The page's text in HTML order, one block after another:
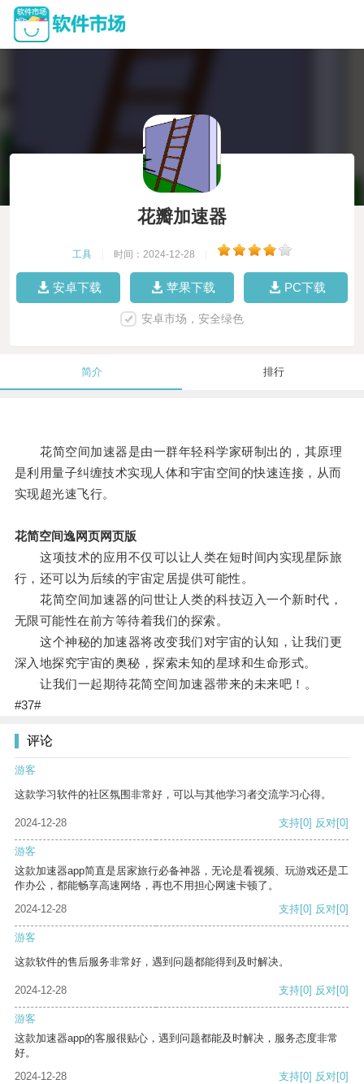
花瓣加速器
工具 时间：2024-12-28
安卓下载 苹果下载 PC下载
安卓市场，安全绿色
简介 排行
花简空间加速器是由一群年轻科学家研制出的，其原理
是利用量子纠缠技术实现人体和宇宙空间的快速连接，从而
实现超光速飞行。
花简空间逸网页网页版
这项技术的应用不仅可以让人类在短时间内实现星际旅
行，还可以为后续的宇宙定居提供可能性。
花简空间加速器的问世让人类的科技迈入一个新时代，
无限可能性在前方等待着我们的探索。
这个神秘的加速器将改变我们对宇宙的认知，让我们更
深入地探究宇宙的奥秘，探索未知的星球和生命形式。
让我们一起期待花简空间加速器带来的未来吧！。
#37#
评论
游客
这款学习软件的社区氛围非常好，可以与其他学习者交流学习心得。
2024-12-28 支持[0] 反对[0]
游客
这款加速器app简直是居家旅行必备神器，无论是看视频、玩游戏还是工
作办公，都能畅享高速网络，再也不用担心网速卡顿了。
2024-12-28
支持[0] 反对[0]
游客
这款软件的售后服务非常好，遇到问题都能得到及时解决。
2024-12-28 支持[0] 反对[0]
游客
这款加速器app的客服很贴心，遇到问题都能及时解决，服务态度非常
好。
2024-12-28
支持[0] 反对[0]